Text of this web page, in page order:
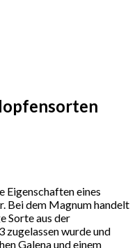
Eigenschaften eines
Bei dem Magnum handelt
Sorte aus der
wurde und
Galena und einem